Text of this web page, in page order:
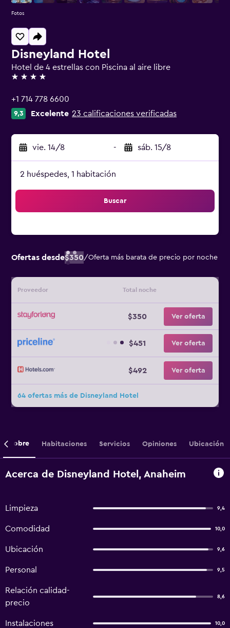
Disneyland Hotel
Hotel de 4 estrellas con Piscina al aire libre
4 estrellas
+1 714 778 6600
9,3 Excelente 23 calificaciones verificadas
vie. 14/8 - sáb. 15/8
2 huéspedes, 1 habitación
Buscar
Ofertas desde$350/Oferta más barata de precio por noche
Proveedor Total noche
$350 Ver oferta
$451 Ver oferta
$492 Ver oferta
64 ofertas más de Disneyland Hotel
Fotos
Sobre Habitaciones Servicios Opiniones Ubicación
Acerca de Disneyland Hotel, Anaheim
Limpieza 9,4
Comodidad 10,0
Ubicación 9,6
Personal 9,5
Relación calidad-
precio
8,6
Instalaciones 10,0